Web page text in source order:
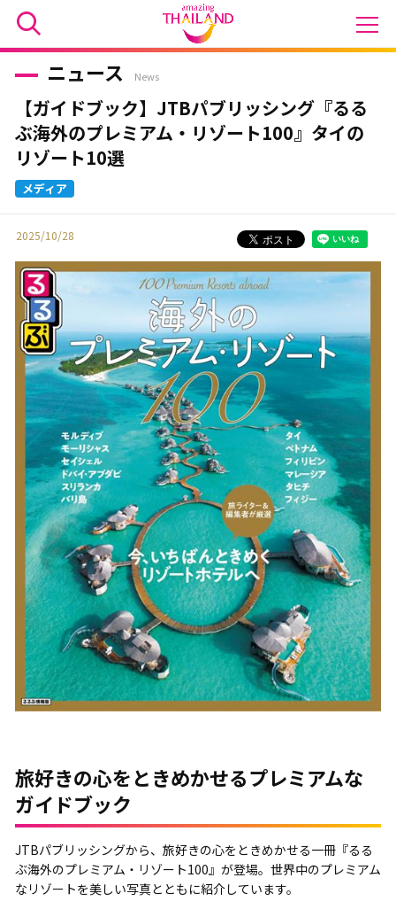
ニュース News
【ガイドブック】JTBパブリッシング『るる
ぶ海外のプレミアム・リゾート100』タイの
リゾート10選
2025/10/28
旅好きの心をときめかせるプレミアムな
ガイドブック
JTBパブリッシングから、旅好きの心をときめかせる一冊『るる
ぶ海外のプレミアム・リゾート100』が登場。世界中のプレミアム
なリゾートを美しい写真とともに紹介しています。